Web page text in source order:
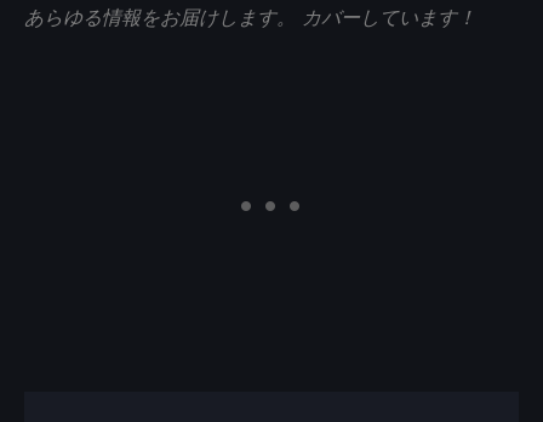
あらゆる情報をお届けします。
カバーしています！